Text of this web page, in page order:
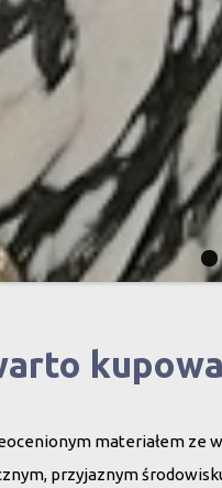
materiałem ze
przyjaznym